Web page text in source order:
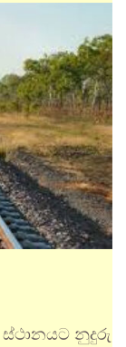
ස්ථානයට නුදුරු